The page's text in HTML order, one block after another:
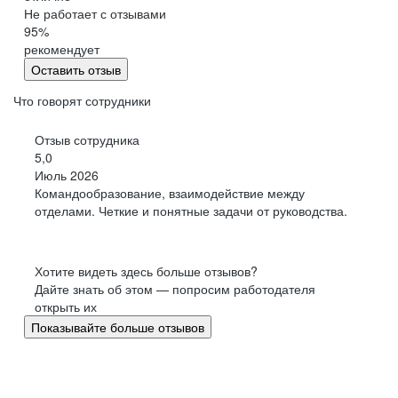
Не работает с отзывами
95%
рекомендует
Оставить отзыв
Что говорят сотрудники
Отзыв сотрудника
5,0
Июль 2026
Командообразование, взаимодействие между
отделами. Четкие и понятные задачи от руководства.
Хотите видеть здесь больше отзывов?
Дайте знать об этом — попросим работодателя
открыть их
Показывайте больше отзывов